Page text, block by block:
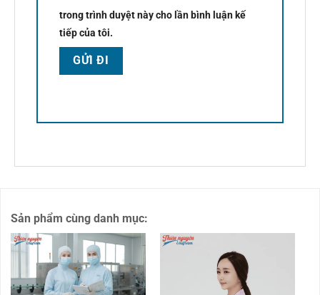
trong trình duyệt này cho lần bình luận kế
tiếp của tôi.
Sản phẩm cùng danh mục: